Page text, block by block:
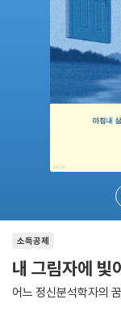
소득공제
내 그림자에 빛
어느 정신분석학자의